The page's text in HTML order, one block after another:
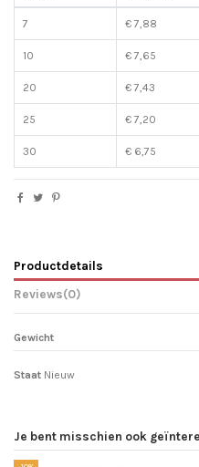
7 € 7,88
10 € 7,65
20 € 7,43
25 € 7,20
30 € 6,75
Productdetails
Reviews(0)
Gewicht
Staat Nieuw
Je bent misschien ook